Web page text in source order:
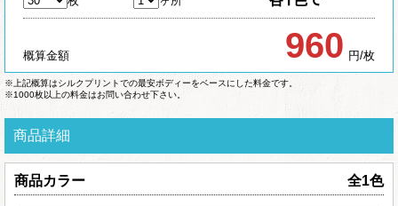
概算金額 960 円/枚
※上記概算はシルクプリントでの最安ボディーをベースにした料金です。
※1000枚以上の料金はお問い合わせ下さい。
商品詳細
商品カラー 全1色